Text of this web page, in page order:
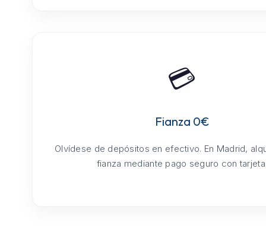
💳
Fianza 0€
Olvídese de depósitos en efectivo. En Madrid,
fianza mediante pago seguro con